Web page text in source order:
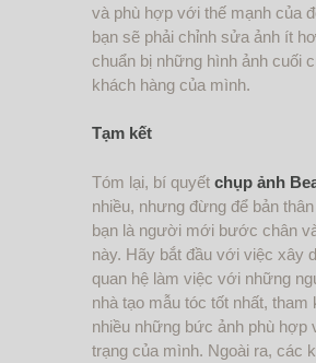
và phù hợp với thế mạnh của
bạn sẽ phải chỉnh sửa ảnh ít
chuẩn bị những hình ảnh cuối
khách hàng của mình.
Tạm kết
Tóm lại, bí quyết chụp ảnh
nhiều, nhưng đừng để bản
bạn là người mới bước chân
này. Hãy bắt đầu với việc xây
quan hệ làm việc với những
nhà tạo mẫu tóc tốt nhất, tham
nhiều những bức ảnh phù hợp
trạng của mình. Ngoài ra, các